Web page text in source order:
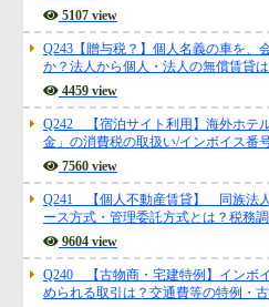
5107 view
Q243【贈与税？】個人名義の車を、
か？法人から個人・法人の無償賃貸
4459 view
Q242 【宿泊サイト利用】海外ホテ
金」の消費税の取扱い/インボイス番
7560 view
Q241 【個人不動産賃貸】 同族法
ース方式・管理委託方式とは？税務
9604 view
Q240 【古物商・宅建特例】インボ
められる取引は？交通費等の特例・